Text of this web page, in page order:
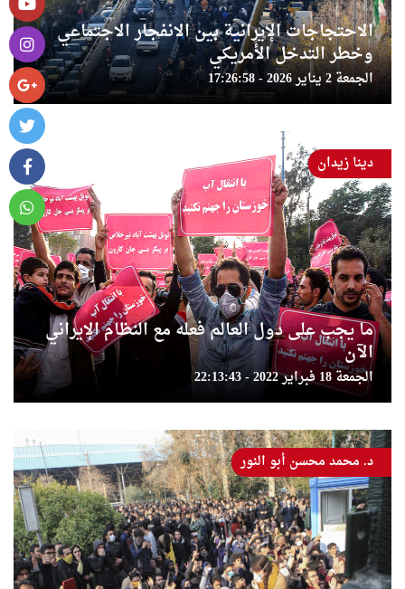
الاحتجاجات الإيرانية بين الانفجار الاجتماعي
وخطر التدخل الأمريكي
الجمعة 2 يناير 2026 - 17:26:58
ما يجب على دول العالم فعله مع النظام الإيراني
الآن
الجمعة 18 فبراير 2022 - 22:13:43
دينا زيدان
د. محمد محسن أبو النور